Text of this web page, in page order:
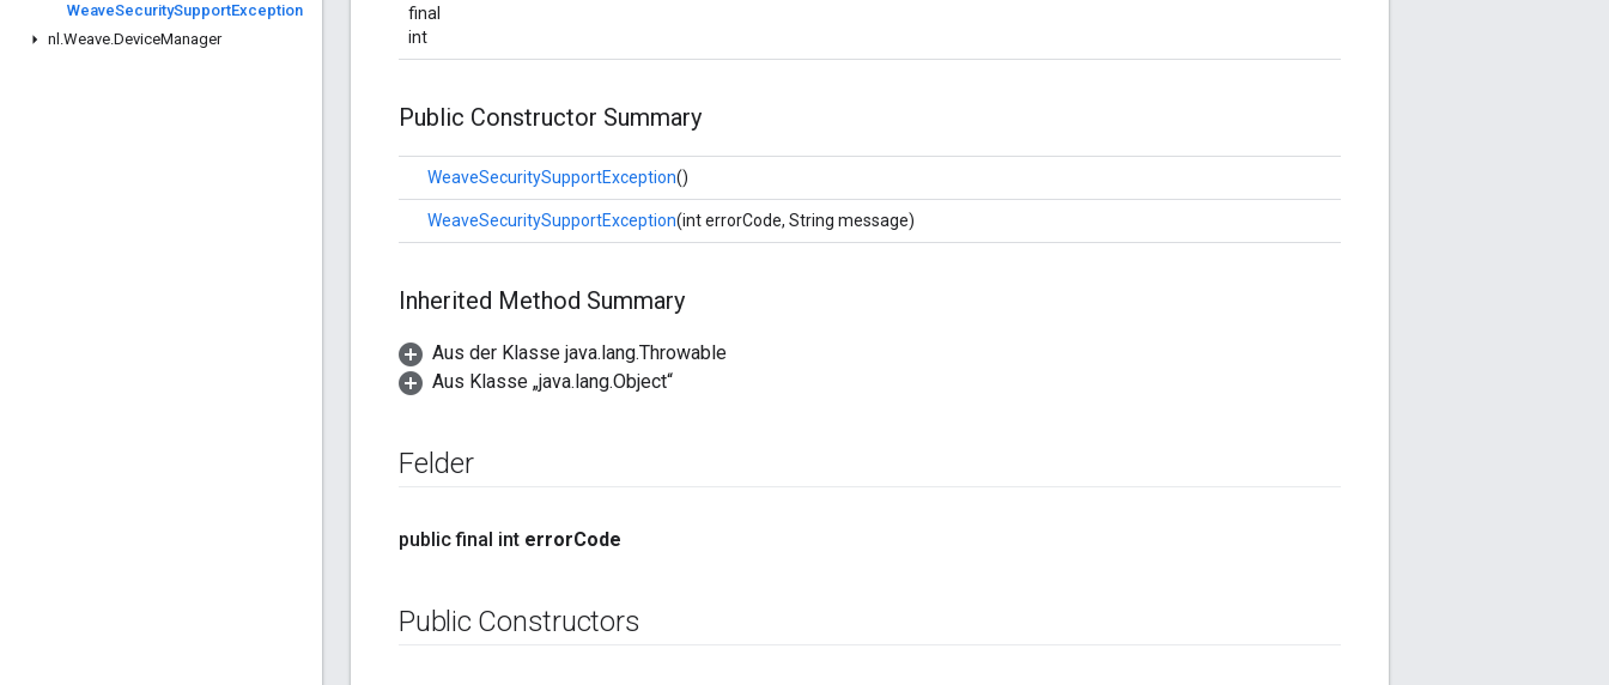
WeaveSecuritySupportException
nl .Weave.DeviceManager
final
int
Public Constructor Summary
WeaveSecuritySupportException()
WeaveSecuritySupportException(int errorCode, String message)
Inherited Method Summary
Aus der Klasse java.lang.Throwable
Aus Klasse „java.lang.Object“
Felder
public final int errorCode
Public Constructors